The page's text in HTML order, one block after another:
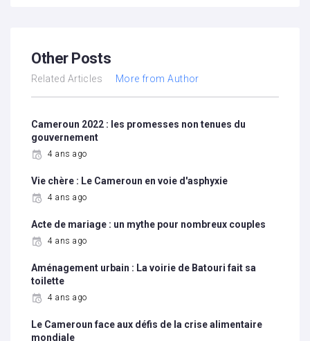
Other Posts
Related Articles More from Author
Cameroun 2022 : les promesses non tenues du
gouvernement
4 ans ago
Vie chère : Le Cameroun en voie d'asphyxie
4 ans ago
Acte de mariage : un mythe pour nombreux couples
4 ans ago
Aménagement urbain : La voirie de Batouri fait sa
toilette
4 ans ago
Le Cameroun face aux défis de la crise alimentaire
mondiale